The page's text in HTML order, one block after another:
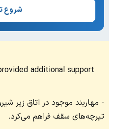
شروع
additional support
مهاربند موجود در اتاق زیر
تیرچه‌های سقف فراهم می‌کرد.